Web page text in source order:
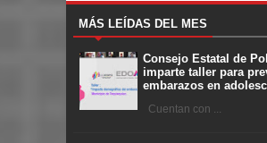
MÁS LEÍDAS DEL MES
Consejo Estatal de
imparte taller para
embarazos en
Cuentan con ...